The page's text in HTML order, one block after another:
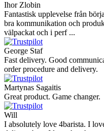
Ihor Zlobin
Fantastisk upplevelse från
bra kommunikation och
välpackat och i perf ...
George Staf
Fast delivery. Good
order procedure and delivery.
Martynas Sagaitis
Great product. Game changer.
Will
I absolutely love 4barista. I